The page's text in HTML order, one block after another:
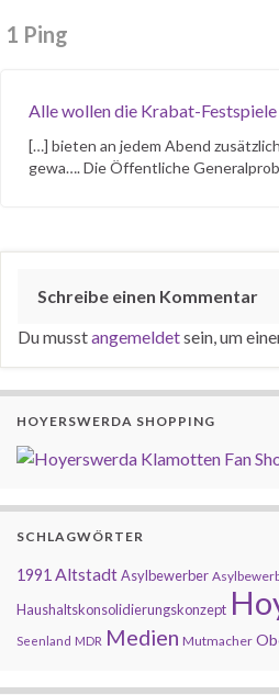
1 Ping
Alle wollen die Krabat-
[…] bieten an jedem Abend
gewa…. Die Öffentliche
Schreibe einen Kommentar
Du musstangemeldetsein, um
HOYERSWERDA SHOPPING
SCHLAGWÖRTER
1991 AltstadtAsylbewerber
Haushaltskonsolidierungskonzept
Seenland MDR Medien Mutmacher